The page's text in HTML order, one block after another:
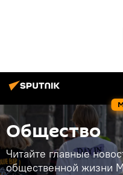
Общество
Читайте главные
общественной жизни